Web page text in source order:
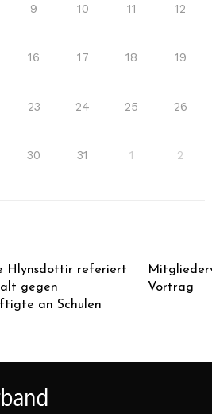
9 10 11 12
16 17 18 19
23 24 25 26
30 31 1 2
Hlynsdottir referiert
gegen
an Schulen
Vortrag